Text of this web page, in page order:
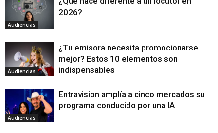
Audiencias
2026?
Audiencias
¿Tu emisora necesita promocionarse
mejor? Estos 10 elementos son
indispensables
Audiencias
Entravision amplía a cinco mercados su
programa conducido por una IA